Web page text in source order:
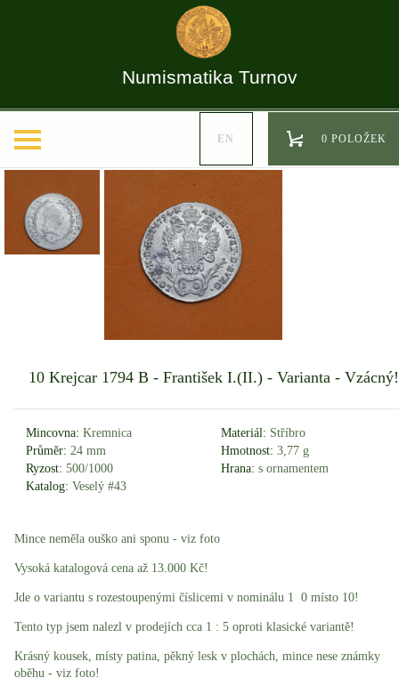
Numismatika Turnov
EN 0 POLOŽEK
10 Krejcar 1794 B - František I.(II.) - Varianta - Vzácný!
Mincovna: Kremnica Materiál: Stříbro
Průměr: 24 mm Hmotnost: 3,77 g
Ryzost: 500/1000 Hrana: s ornamentem
Katalog: Veselý #43
Mince neměla ouško ani sponu - viz foto
Vysoká katalogová cena až 13.000 Kč!
Jde o variantu s rozestoupenými číslicemi v nominálu 1 0 místo 10!
Tento typ jsem nalezl v prodejích cca 1 : 5 oproti klasické variantě!
Krásný kousek, místy patina, pěkný lesk v plochách, mince nese známky
oběhu - viz foto!